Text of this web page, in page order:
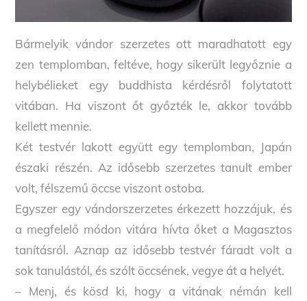
Bármelyik vándor szerzetes ott maradhatott egy
zen templomban, feltéve, hogy sikerült legyőznie a
helybélieket egy buddhista kérdésről folytatott
vitában. Ha viszont őt győzték le, akkor tovább
kellett mennie.
Két testvér lakott együtt egy templomban, Japán
északi részén. Az idősebb szerzetes tanult ember
volt, félszemű öccse viszont ostoba.
Egyszer egy vándorszerzetes érkezett hozzájuk, és
a megfelelő módon vitára hívta őket a Magasztos
tanításról. Aznap az idősebb testvér fáradt volt a
sok tanulástól, és szólt öccsének, vegye át a helyét.
– Menj, és kösd ki, hogy a vitának némán kell